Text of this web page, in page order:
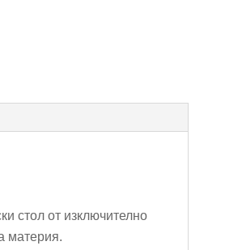
стол от изключително
материя.